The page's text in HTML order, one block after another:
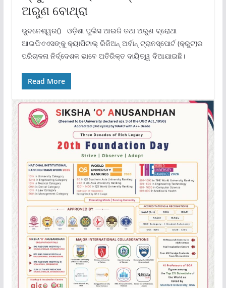
ଅରୁଣ ବୋଥ୍ରା
ଭୁବନେଶ୍ୱର() ଓଡ଼ିଶା ପୁଲିସ ଆଇଜି ତଥା ଅରୁଣ ବ୍ରୋଥା
ଆଇପିଏଏସଙ୍କୁ କ୍ୟାପିଟାଲ୍ ରିଜିଅନ୍ ଅର୍ବାନ୍ ଟ୍ରାନସ୍ପୋର୍ଟ (କ୍ରୁଟ)ର
ପରିଚାଳନା ନିର୍ଦ୍ଦେଶକ ଭାବେ ଅତିରିକ୍ତ ଦାୟିତ୍ୱ ଦିଆଯାଇଛି।
Read More